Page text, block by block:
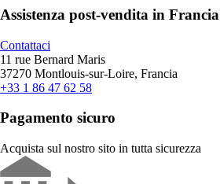
Assistenza post-vendita in Francia
Contattaci
11 rue Bernard Maris
37270 Montlouis-sur-Loire, Francia
+33 1 86 47 62 58
Pagamento sicuro
Acquista sul nostro sito in tutta sicurezza